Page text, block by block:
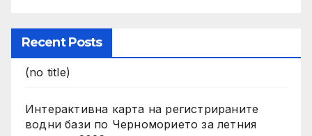
Recent Posts
(no title)
Интерактивна карта на регистрираните
водни бази по Черноморието за летния